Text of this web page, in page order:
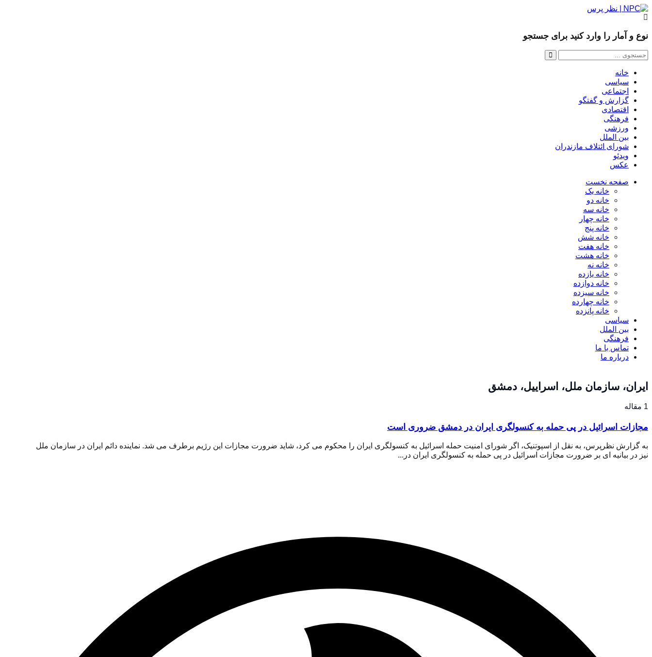
نوع و آمار را وارد کنید برای جستجو
خانه
سیاسی
اجتماعی
گزارش و گفتگو
اقتصادی
فرهنگی
ورزشی
بین الملل
شورای ائتلاف مازندران
ویدئو
عکس
صفحه نخست
خانه یک
خانه دو
خانه سه
خانه چهار
خانه پنج
خانه شش
خانه هفت
خانه هشت
خانه نه
خانه یازده
خانه دوازده
خانه سیزده
خانه چهارده
خانه پانزده
سیاسی
بین الملل
فرهنگی
تماس با ما
درباره ما
ایران، سازمان ملل، اسراییل، دمشق
1 مقاله
مجازات اسرائیل در پی حمله به کنسولگری ایران در دمشق ضروری است
به گزارش نظرپرس، به نقل از اسپوتنیک، اگر شورای امنیت حمله اسرائیل به کنسولگری ایران را محکوم می کرد، شاید ضرورت مجازات این رژیم برطرف می شد. نماینده دائم ایران در سازمان ملل
نیز در بیانیه ای بر ضرورت مجازات اسرائیل در پی حمله به کنسولگری ایران در...